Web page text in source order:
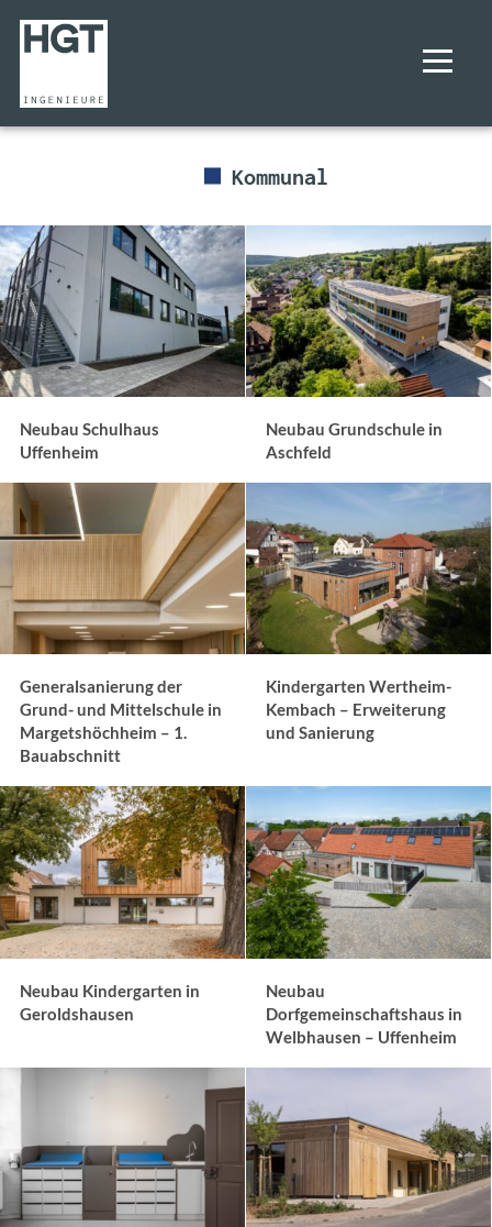
PROJEKTE
KOMMUNAL
GEWERBE
WOHNUNGSBAU
GESUNDHEIT
LEISTUNGEN
KARRIERE
KONTAKT
Kommunal
Neubau Schulhaus
Uffenheim
Neubau Grundschule in
Aschfeld
Generalsanierung der
Grund- und Mittelschule in
Margetshöchheim – 1.
Bauabschnitt
Kindergarten Wertheim-
Kembach – Erweiterung
und Sanierung
Neubau Kindergarten in
Geroldshausen
Neubau
Dorfgemeinschaftshaus in
Welbhausen – Uffenheim